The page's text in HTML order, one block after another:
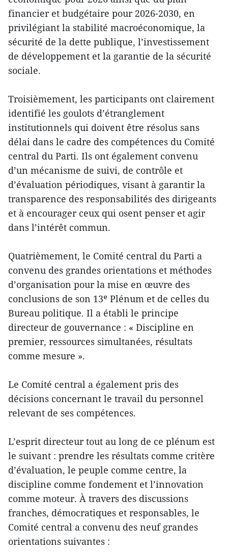
financier et budgétaire pour 2026-2030, en
privilégiant la stabilité macroéconomique, la
sécurité de la dette publique, l’investissement
de développement et la garantie de la sécurité
sociale.
Troisièmement, les participants ont clairement
identifié les goulots d’étranglement
institutionnels qui doivent être résolus sans
délai dans le cadre des compétences du Comité
central du Parti. Ils ont également convenu
d’un mécanisme de suivi, de contrôle et
d’évaluation périodiques, visant à garantir la
transparence des responsabilités des dirigeants
et à encourager ceux qui osent penser et agir
dans l’intérêt commun.
Quatrièmement, le Comité central du Parti a
convenu des grandes orientations et méthodes
d’organisation pour la mise en œuvre des
conclusions de son 13ᵉ Plénum et de celles du
Bureau politique. Il a établi le principe
directeur de gouvernance : « Discipline en
premier, ressources simultanées, résultats
comme mesure ».
Le Comité central a également pris des
décisions concernant le travail du personnel
relevant de ses compétences.
L’esprit directeur tout au long de ce plénum est
le suivant : prendre les résultats comme critère
d’évaluation, le peuple comme centre, la
discipline comme fondement et l’innovation
comme moteur. À travers des discussions
franches, démocratiques et responsables, le
Comité central a convenu des neuf grandes
orientations suivantes :